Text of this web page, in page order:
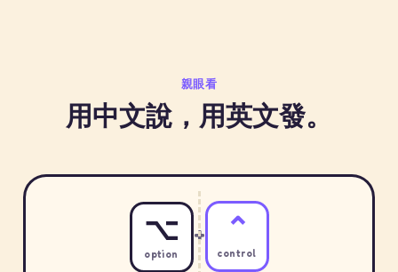
親眼看
用中文說，用英文發。
⌥
option
+ ⌃
control